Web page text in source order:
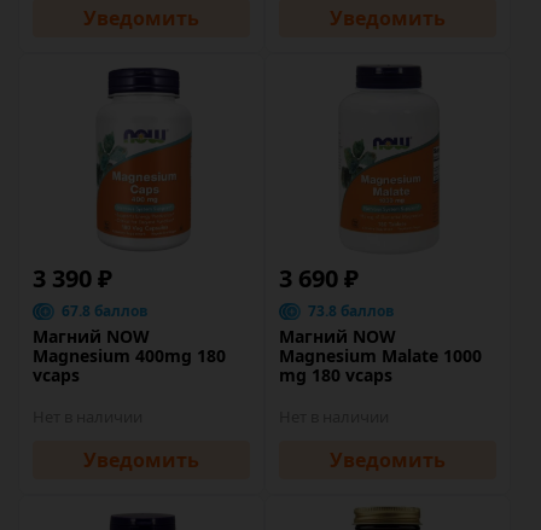
Уведомить Уведомить
3 390 ₽
67.8 баллов
Магний NOW
Magnesium 400mg 180
vcaps
Уведомить
3 690 ₽
73.8 баллов
Магний NOW
Magnesium Malate 1000
mg 180 vcaps
Уведомить